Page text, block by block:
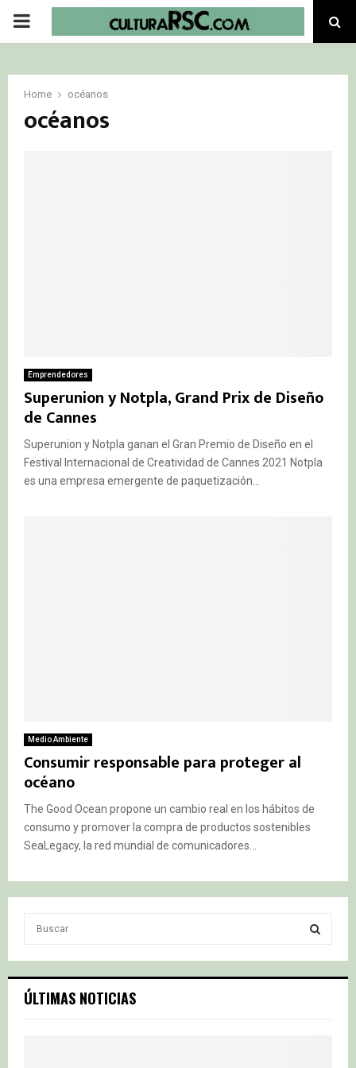
PRIMARY
Home océanos
océanos
Emprendedores
Superunion y Notpla, Grand Prix de Diseño
de Cannes
Superunion y Notpla ganan el Gran Premio de Diseño en el
Festival Internacional de Creatividad de Cannes 2021 Notpla
es una empresa emergente de paquetización...
Medio Ambiente
Consumir responsable para proteger al
océano
The Good Ocean propone un cambio real en los hábitos de
consumo y promover la compra de productos sostenibles
SeaLegacy, la red mundial de comunicadores...
c
h
S
ÚLTIMAS NOTICIAS